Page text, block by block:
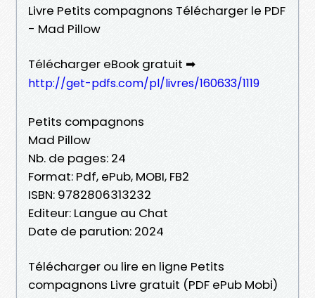
Livre Petits compagnons Télécharger le PDF
- Mad Pillow
Télécharger eBook gratuit ➡
http://get-pdfs.com/pl/livres/160633/1119
Petits compagnons
Mad Pillow
Nb. de pages: 24
Format: Pdf, ePub, MOBI, FB2
ISBN: 9782806313232
Editeur: Langue au Chat
Date de parution: 2024
Télécharger ou lire en ligne Petits
compagnons Livre gratuit (PDF ePub Mobi)